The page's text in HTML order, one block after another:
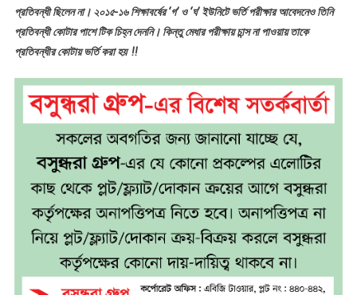
প্রতিবন্ধী ছিলেন না। ২০১৫-১৬ শিক্ষাবর্ষের ‘গ’ ও ‘ঘ’ ইউনিটে ভর্তি পরীক্ষার আবেদনেও তিনি
প্রতিবন্ধী কোটার পাশে টিক চিহ্ন দেননি। কিন্তু মেধার পরীক্ষায় চান্স না পাওয়ায় তাকে
প্রতিবন্ধীর কোটায় ভর্তি করা হয় !!